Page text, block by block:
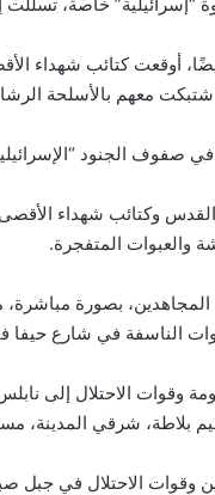
أوقعت كتائب شهداء
معهم بالأسلحة
صفوف الجنود
وكتائب شهداء الأقصى
والعبوات المتفجرة.
بصورة مباشرة،
الناسفة في شارع حيفا
وقوات الاحتلال إلى
بلاطة، شرقي المدينة،
وقوات الاحتلال في جبل